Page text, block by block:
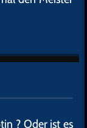
zu den
von
komische